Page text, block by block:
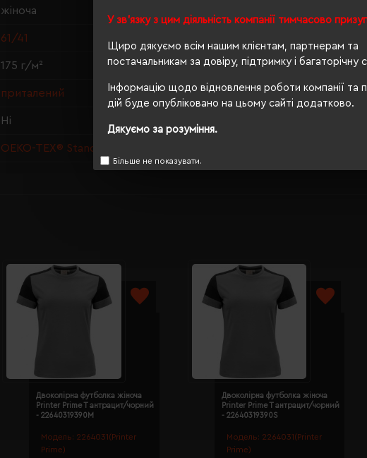
У зв'язку з цим діяльність компанії тимчасово
Щиро дякуємо всім нашим клієнтам, партнерам та
постачальникам за довіру, підтримку і багаторічну
Інформацію щодо відновлення роботи компанії та
дій буде опубліковано на цьому сайті додатково.
Дякуємо за розуміння.
Більше не показувати.
жіноча
61/41
175 г/м²
приталений
Ні
OEKO-TEX® Standard 100, PETA-Approved Vegan, Organic 100
Модель: 2264031(Printer
Prime)
Двоколірна футболка жіноча
Printer Prime T антрацит/чорний
- 22640319390M
Модель: 2264031(Printer
Prime)
Двоколірна футболка жіноча
Printer Prime T антрацит/чорний
- 22640319390S